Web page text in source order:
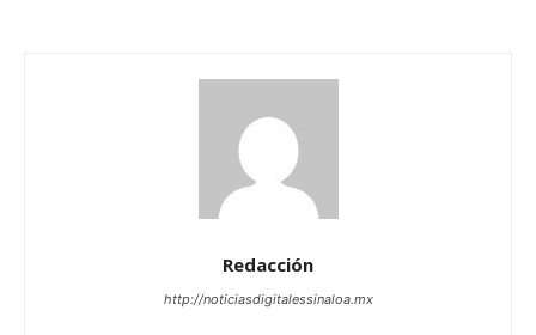
Redacción
http://noticiasdigitalessinaloa.mx